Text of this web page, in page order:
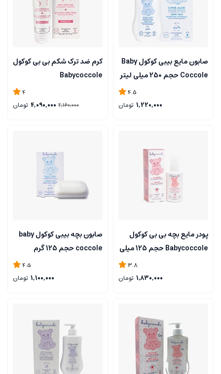
صابون مایع بیبی کوکول Baby
Coccole حجم 250 میلی لیتر
4.5
1,220,000 تومان
کرم ضد ترک شکم بی بی کوکول
Babycoccole
4
4,160,000
4,090,000 تومان
پودر مایع بچه بی بی کوکول
Babycoccole حجم 125 میلی
3.8
1,830,000 تومان
صابون بچه بیبی کوکول baby
coccole حجم 125 گرم
4.5
1,100,000 تومان